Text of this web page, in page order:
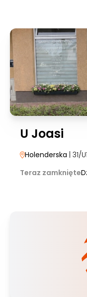
U Joasi
Holenderska | 31/U1
Teraz zamknięte